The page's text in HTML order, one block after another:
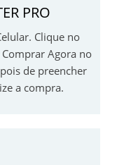
PRO
Clique no
Agora no
de preencher
a compra.